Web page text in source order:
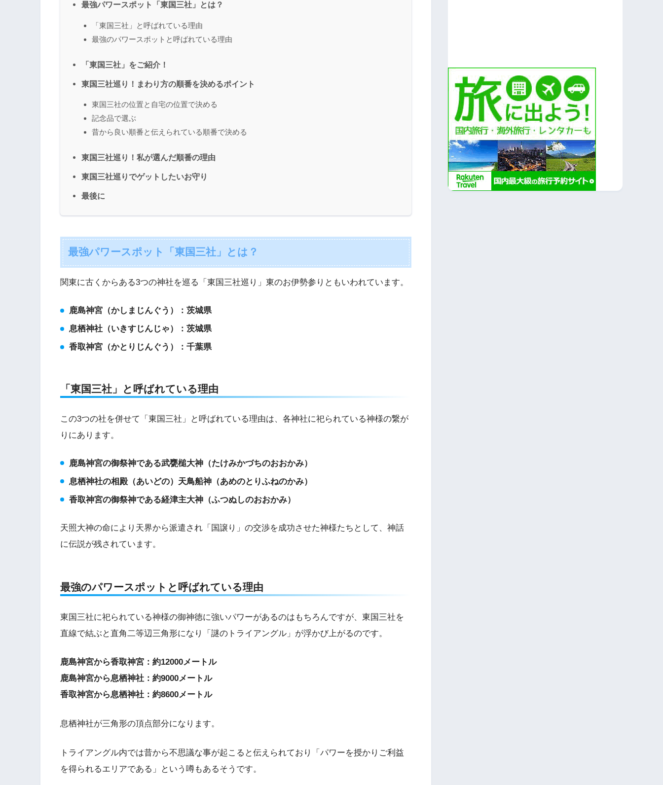
最強パワースポット「東国三社」とは？
「東国三社」と呼ばれている理由
最強のパワースポットと呼ばれている理由
「東国三社」をご紹介！
東国三社巡り！まわり方の順番を決めるポイント
東国三社の位置と自宅の位置で決める
記念品で選ぶ
昔から良い順番と伝えられている順番で決める
東国三社巡り！私が選んだ順番の理由
東国三社巡りでゲットしたいお守り
最後に
最強パワースポット「東国三社」とは？
関東に古くからある3つの神社を巡る「東国三社巡り」東のお伊勢参りともいわれています。
鹿島神宮（かしまじんぐう）：茨城県
息栖神社（いきすじんじゃ）：茨城県
香取神宮（かとりじんぐう）：千葉県
「東国三社」と呼ばれている理由
この3つの社を併せて「東国三社」と呼ばれている理由は、各神社に祀られている神様の繋が
りにあります。
鹿島神宮の御祭神である武甕槌大神（たけみかづちのおおかみ）
息栖神社の相殿（あいどの）天鳥船神（あめのとりふねのかみ）
香取神宮の御祭神である経津主大神（ふつぬしのおおかみ）
天照大神の命により天界から派遣され「国譲り」の交渉を成功させた神様たちとして、神話
に伝説が残されています。
最強のパワースポットと呼ばれている理由
東国三社に祀られている神様の御神徳に強いパワーがあるのはもちろんですが、東国三社を
直線で結ぶと直角二等辺三角形になり「謎のトライアングル」が浮かび上がるのです。
鹿島神宮から香取神宮：約12000メートル
鹿島神宮から息栖神社：約9000メートル
香取神宮から息栖神社：約8600メートル
息栖神社が三角形の頂点部分になります。
トライアングル内では昔から不思議な事が起こると伝えられており「パワーを授かりご利益
を得られるエリアである」という噂もあるそうです。